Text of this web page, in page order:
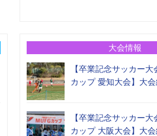
大会情報
【卒業記念サッカー
カップ 愛知大会】大
【卒業記念サッカー
カップ 大阪大会】大